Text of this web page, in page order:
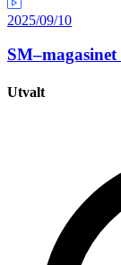
2025/09/10
Utvalt